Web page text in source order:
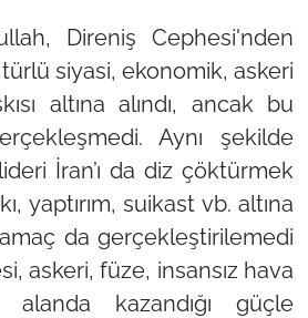
Direniş Cephesi'nden
türlü siyasi, ekonomik, askeri
altına alındı, ancak bu
Aynı şekilde
İran’ı da diz çöktürmek
yaptırım, suikast vb. altına
da gerçekleştirilemedi
askeri, füze, insansız hava
kazandığı güçle